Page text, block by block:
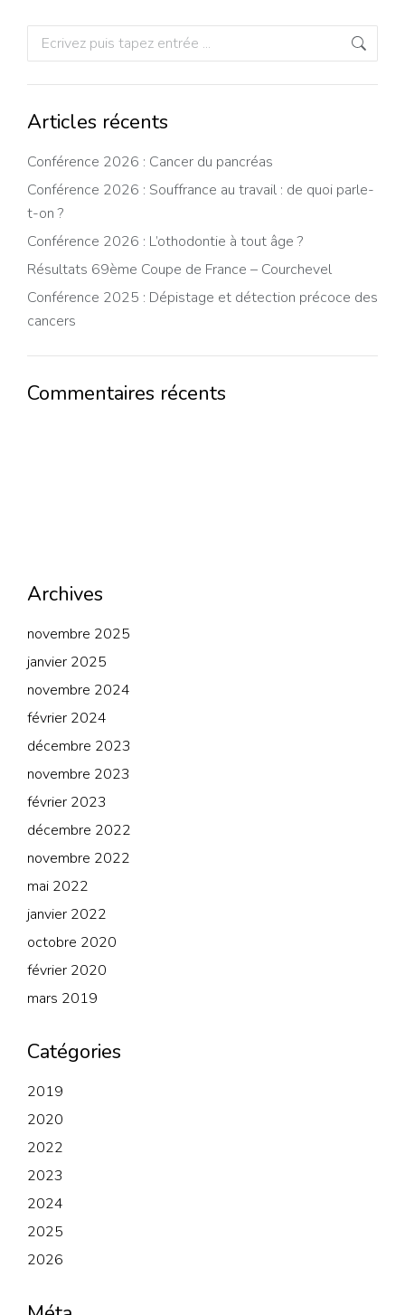
Recherche
:
Articles récents
Conférence 2026 : Cancer du pancréas
Conférence 2026 : Souffrance au travail : de quoi parle-
t-on ?
Conférence 2026 : L’othodontie à tout âge ?
Résultats 69ème Coupe de France – Courchevel
Conférence 2025 : Dépistage et détection précoce des
cancers
Commentaires récents
Archives
novembre 2025
janvier 2025
novembre 2024
février 2024
décembre 2023
novembre 2023
février 2023
décembre 2022
novembre 2022
mai 2022
janvier 2022
octobre 2020
février 2020
mars 2019
Catégories
2019
2020
2022
2023
2024
2025
2026